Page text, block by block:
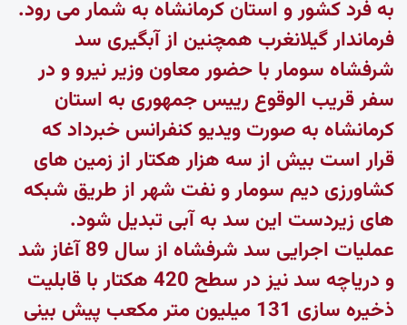
به فرد کشور و استان کرمانشاه به شمار می رود.
فرماندار گیلانغرب همچنین از آبگیری سد
شرفشاه سومار با حضور معاون وزیر نیرو و در
سفر قریب الوقوع رییس جمهوری به استان
کرمانشاه به صورت ویدیو کنفرانس خبرداد که
قرار است بیش از سه هزار هکتار از زمین های
کشاورزی دیم سومار و نفت شهر از طریق شبکه
های زیردست این سد به آبی تبدیل شود.
عملیات اجرایی سد شرفشاه از سال 89 آغاز شد
و دریاچه سد نیز در سطح 420 هکتار با قابلیت
ذخیره سازی 131 میلیون متر مکعب پیش بینی